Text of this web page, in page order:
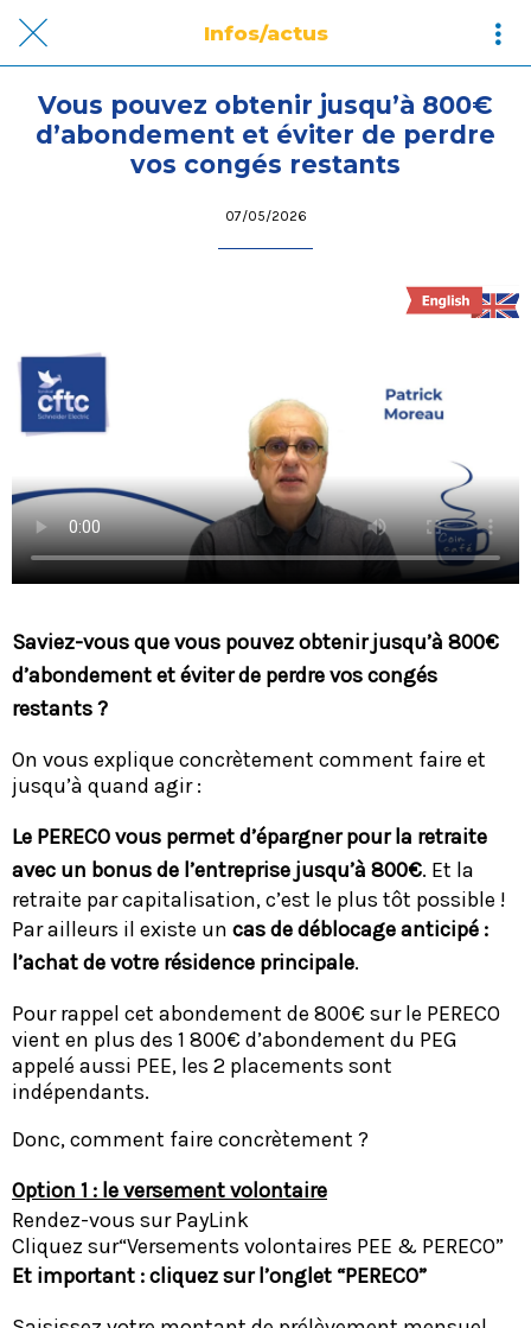
Infos/actus
Vous pouvez obtenir jusqu’à 800€
d’abondement et éviter de perdre
vos congés restants
07/05/2026
Saviez-vous que vous pouvez obtenir jusqu’à 800€
d’abondement et éviter de perdre vos congés
restants ?
On vous explique concrètement comment faire et
jusqu’à quand agir :
Le PERECO vous permet d’épargner pour la retraite
avec un bonus de l’entreprise jusqu’à 800€. Et la
retraite par capitalisation, c’est le plus tôt possible !
Par ailleurs il existe un cas de déblocage anticipé :
l’achat de votre résidence principale.
Pour rappel cet abondement de 800€ sur le PERECO
vient en plus des 1 800€ d’abondement du PEG
appelé aussi PEE, les 2 placements sont
indépendants.
Donc, comment faire concrètement ?
Option 1 : le versement volontaire
Rendez-vous sur PayLink
Cliquez sur“Versements volontaires PEE & PERECO”
Et important : cliquez sur l’onglet “PERECO”